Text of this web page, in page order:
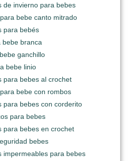
de invierno para bebes
bebe canto mitrado
para bebés
bebe branca
ganchillo
bebe linio
para bebes al crochet
bebe con rombos
para bebes con corderito
para bebes
para bebes en crochet
bebes
impermeables para bebes